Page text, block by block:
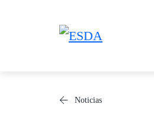
Noticias